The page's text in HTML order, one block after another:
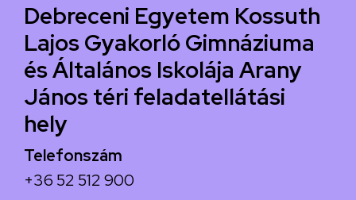
Debreceni Egyetem Kossuth
Lajos Gyakorló Gimnáziuma
és Általános Iskolája Arany
János téri feladatellátási
hely
Telefonszám
+36 52 512 900